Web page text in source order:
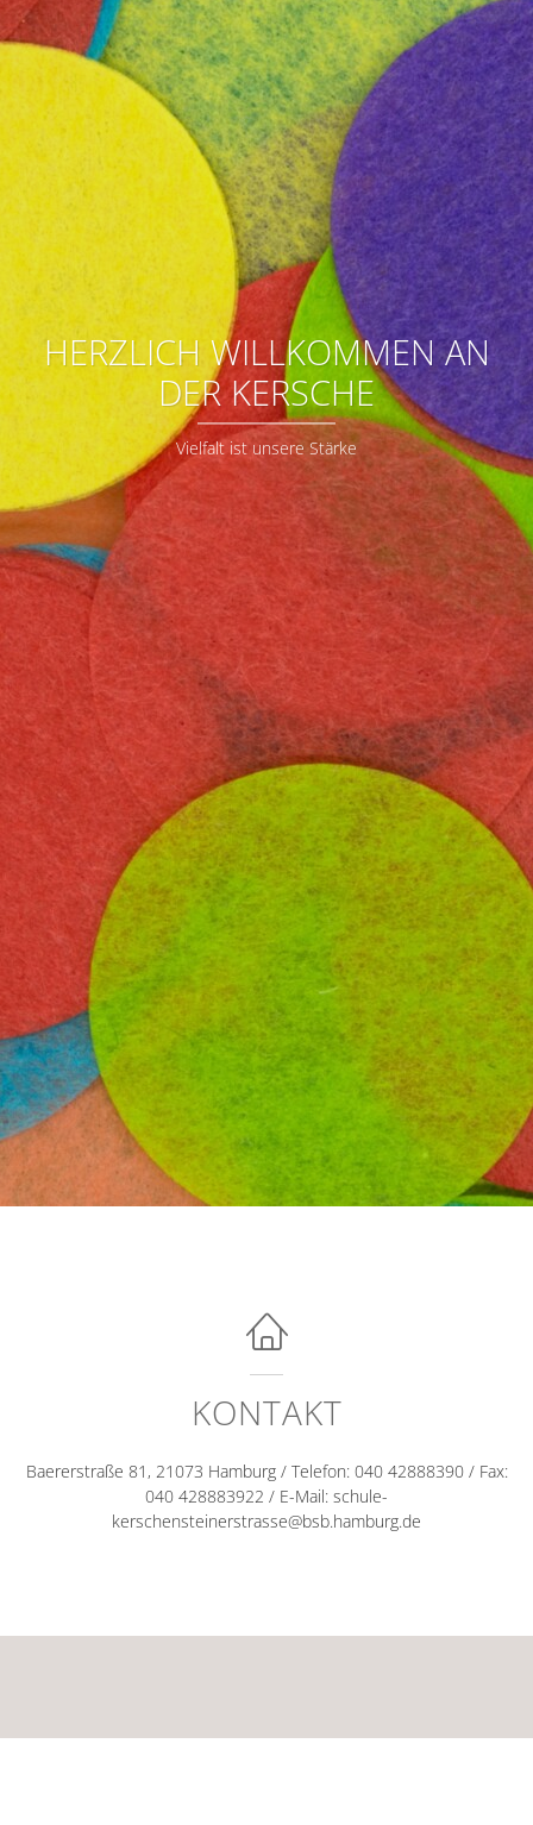
HERZLICH WILLKOMMEN AN
DER KERSCHE
Vielfalt ist unsere Stärke
KONTAKT
Baererstraße 81, 21073 Hamburg / Telefon: 040 42888390 / Fax:
040 428883922 / E-Mail: schule-
kerschensteinerstrasse@bsb.hamburg.de